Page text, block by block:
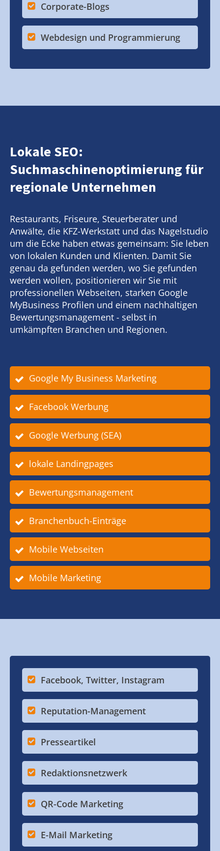
Corporate-Blogs
Webdesign und Programmierung
Lokale SEO:
Suchmaschinenoptimierung für
regionale Unternehmen
Restaurants, Friseure, Steuerberater und
Anwälte, die KFZ-Werkstatt und das Nagelstudio
um die Ecke haben etwas gemeinsam: Sie leben
von lokalen Kunden und Klienten. Damit Sie
genau da gefunden werden, wo Sie gefunden
werden wollen, positionieren wir Sie mit
professionellen Webseiten, starken Google
MyBusiness Profilen und einem nachhaltigen
Bewertungsmanagement - selbst in
umkämpften Branchen und Regionen.
Google My Business Marketing
Facebook Werbung
Google Werbung (SEA)
lokale Landingpages
Bewertungsmanagement
Branchenbuch-Einträge
Mobile Webseiten
Mobile Marketing
Facebook, Twitter, Instagram
Reputation-Management
Presseartikel
Redaktionsnetzwerk
QR-Code Marketing
E-Mail Marketing